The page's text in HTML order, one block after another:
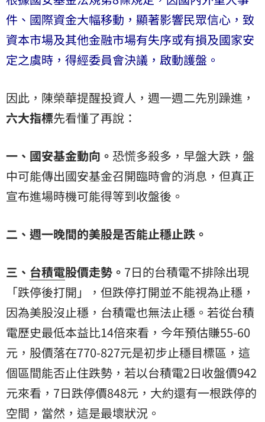
件、國際資金大幅移動，顯著影響民眾信心，致
資本市場及其他金融市場有失序或有損及國家安
定之虞時，得經委員會決議，啟動護盤。
因此，陳榮華提醒投資人，週一週二先別躁進，
六大指標先看懂了再說：
一、國安基金動向。 恐慌多殺多，早盤大跌，盤
中可能傳出國安基金召開臨時會的消息，但真正
宣布進場時機可能得等到收盤後。
二、週一晚間的美股是否能止穩止跌。
三、 台積電股價走勢。 7日的台積電不排除出現
「跌停後打開」，但跌停打開並不能視為止穩，
因為美股沒止穩，台積電也無法止穩。若從台積
電歷史最低本益比14倍來看，今年預估賺55-60
元，股價落在770-827元是初步止穩目標區，這
個區間能否止住跌勢，若以台積電2日收盤價942
元來看，7日跌停價848元，大約還有一根跌停的
空間，當然，這是最壞狀況。